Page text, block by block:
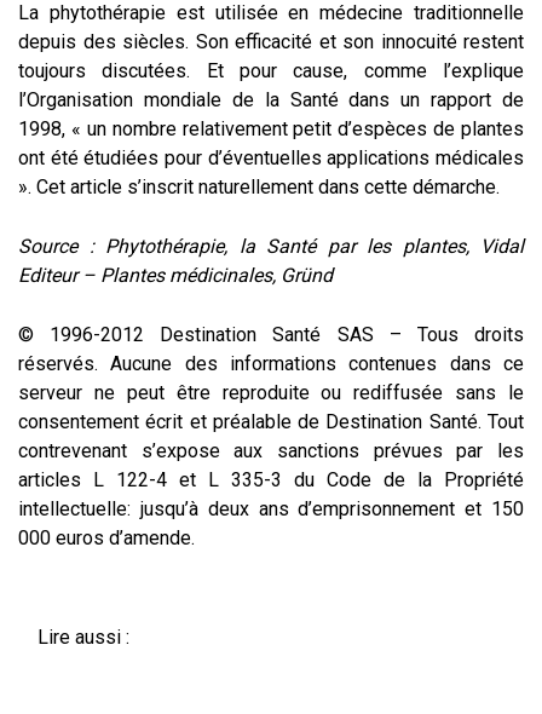
La phytothérapie est utilisée en médecine traditionnelle
depuis des siècles. Son efficacité et son innocuité restent
toujours discutées. Et pour cause, comme l’explique
l’Organisation mondiale de la Santé dans un rapport de
1998, « un nombre relativement petit d’espèces de plantes
ont été étudiées pour d’éventuelles applications médicales
». Cet article s’inscrit naturellement dans cette démarche.
Source : Phytothérapie, la Santé par les plantes, Vidal
Editeur – Plantes médicinales, Gründ
© 1996-2012 Destination Santé SAS – Tous droits
réservés. Aucune des informations contenues dans ce
serveur ne peut être reproduite ou rediffusée sans le
consentement écrit et préalable de Destination Santé. Tout
contrevenant s’expose aux sanctions prévues par les
articles L 122-4 et L 335-3 du Code de la Propriété
intellectuelle: jusqu’à deux ans d’emprisonnement et 150
000 euros d’amende.
Lire aussi :